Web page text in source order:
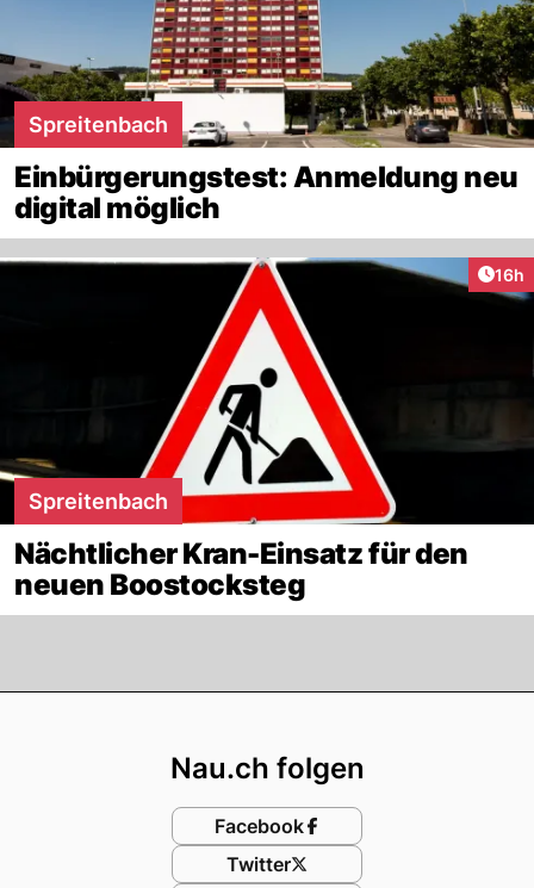
Spreitenbach
Einbürgerungstest: Anmeldung neu
digital möglich
16h
Spreitenbach
Nächtlicher Kran-Einsatz für den
neuen Boostocksteg
Nau.ch folgen
Facebook
Twitter